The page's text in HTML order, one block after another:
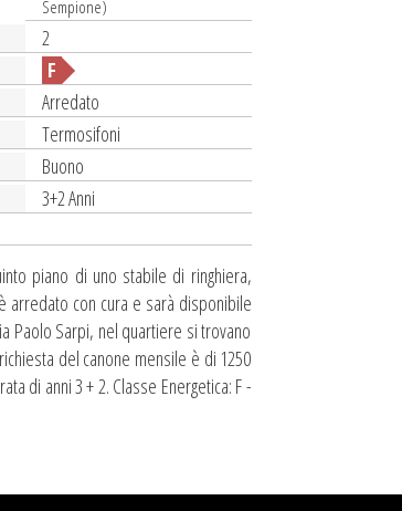
Sempione)
2
F
Arredato
Termosifoni
Buono
3+2 Anni
piano di uno stabile di ringhiera,
arredato con cura e sarà disponibile
Paolo Sarpi, nel quartiere si trovano
del canone mensile è di 1250
di anni 3 + 2. Classe Energetica: F -